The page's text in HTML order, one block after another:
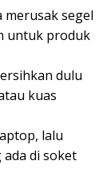
segel
untuk produk
dulu
kuas
lalu
di soket